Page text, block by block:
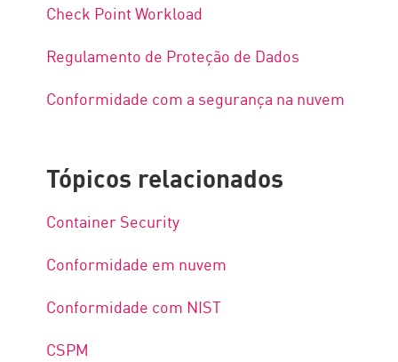
Check Point Workload
Regulamento de Proteção de Dados
Conformidade com a segurança na nuvem
Tópicos relacionados
Container Security
Conformidade em nuvem
Conformidade com NIST
CSPM